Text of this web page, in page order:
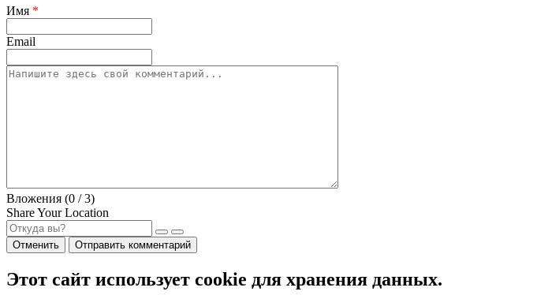
Имя *
Email
Вложения (0 / 3)
Share Your Location
Отменить Отправить комментарий
Этот сайт использует cookie для хранения данных.